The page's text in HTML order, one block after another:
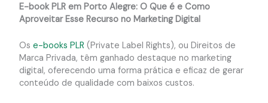
E-book PLR em Porto Alegre: O Que é e Como
Aproveitar Esse Recurso no Marketing Digital
Os e-books PLR (Private Label Rights), ou Direitos de
Marca Privada, têm ganhado destaque no marketing
digital, oferecendo uma forma prática e eficaz de gerar
conteúdo de qualidade com baixos custos.